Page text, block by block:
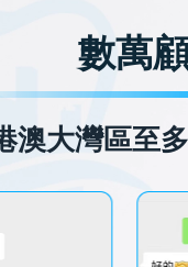
數萬
澳大灣區至